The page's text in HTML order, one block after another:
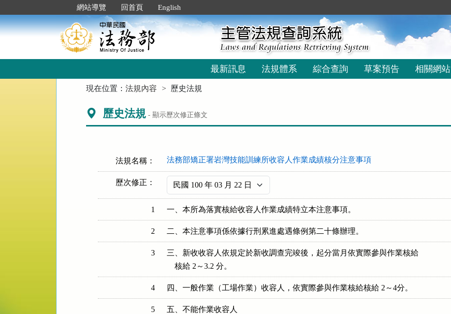
到
主
要
網站導覽 回首頁 English
最新訊息 法規體系 綜合查詢 草案預告 相關網站
現在位置：法規內容 歷史法規
歷史法規 - 顯示歷次修正條文
法規名稱： 法務部矯正署岩灣技能訓練所收容人作業成績核分注意事項
歷次修正：
1 一、本所為落實核給收容人作業成績特立本注意事項。
2 二、本注意事項係依據行刑累進處遇條例第二十條辦理。
3
三、新收收容人依規定於新收調查完竣後，起分當月依實際參與作業核給
    核給 2～3.2 分。
4 四、一般作業（工場作業）收容人，依實際參與作業核給核給 2～4分。
5
五、不能作業收容人